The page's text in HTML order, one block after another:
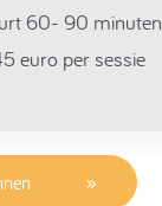
60- 90 minuten
euro per sessie